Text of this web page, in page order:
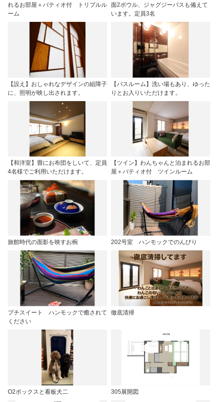
れるお部屋＋パティオ付 トリプルル
ーム
面2ボウル、ジャグジーバスも備えて
います。定員3名
【設え】おしゃれなデザインの組障子
に、照明が映し出されます。
【バスルーム】洗い場もあり、ゆった
りとお入りいただけます。
【和洋室】畳にお布団をしいて、定員
4名様でご利用いただけます。
【ツイン】わんちゃんと泊まれるお部
屋＋パティオ付 ツインルーム
旅館時代の面影を映すお椀 202号室 ハンモックでのんびり
プチスイート ハンモックで癒されて
ください
徹底清掃
O2ボックスと看板犬二 305展開図